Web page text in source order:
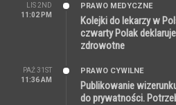
LIS 2ND
11:02 PM
PRAWO MEDYCZNE
Kolejki do lekarzy w
czwarty Polak
zdrowotne
PAŹ 31ST
11:36 AM
PRAWO CYWILNE
Publikowanie
do prywatności.